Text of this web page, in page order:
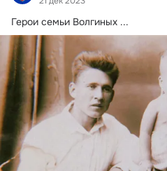
Герои семьи Волгиных ...